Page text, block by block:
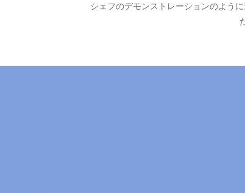
シェフのデモンストレーションのよう